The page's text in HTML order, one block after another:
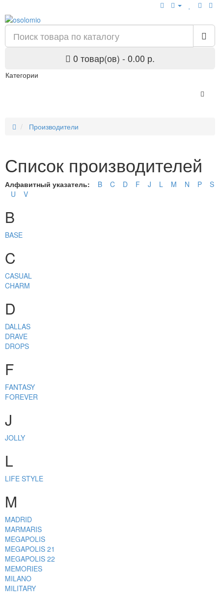
0 товар(ов) - 0.00 р.
Категории
Производители
Список производителей
Алфавитный указатель: B C D F J L M N P
S
U
V
B
BASE
C
CASUAL
CHARM
D
DALLAS
DRAVE
DROPS
F
FANTASY
FOREVER
J
JOLLY
L
LIFE STYLE
M
MADRID
MARMARIS
MEGAPOLIS
MEGAPOLIS 21
MEGAPOLIS 22
MEMORIES
MILANO
MILITARY